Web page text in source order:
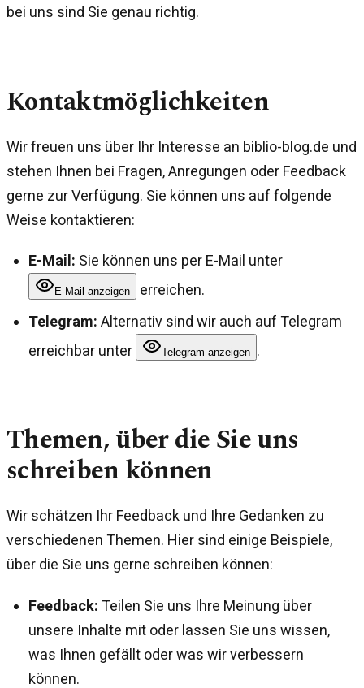
bei uns sind Sie genau richtig.
Kontaktmöglichkeiten
Wir freuen uns über Ihr Interesse an biblio-blog.de und
stehen Ihnen bei Fragen, Anregungen oder Feedback
gerne zur Verfügung. Sie können uns auf folgende
Weise kontaktieren:
E-Mail: Sie können uns per E-Mail unter
E-Mail anzeigen
erreichen.
Telegram: Alternativ sind wir auch auf Telegram
erreichbar unter
Telegram anzeigen .
Themen, über die Sie uns
schreiben können
Wir schätzen Ihr Feedback und Ihre Gedanken zu
verschiedenen Themen. Hier sind einige Beispiele,
über die Sie uns gerne schreiben können:
Feedback: Teilen Sie uns Ihre Meinung über
unsere Inhalte mit oder lassen Sie uns wissen,
was Ihnen gefällt oder was wir verbessern
können.